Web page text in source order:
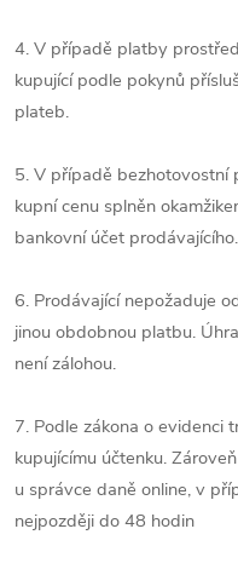
4. V případě platby
kupující podle pokynů
plateb.
5. V případě bezhotovostní
kupní cenu splněn
bankovní účet prodávajícího.
6. Prodávající nepožaduje
jinou obdobnou platbu.
není zálohou.
7. Podle zákona o evidenci
kupujícímu účtenku.
u správce daně online, v
nejpozději do 48 hodin